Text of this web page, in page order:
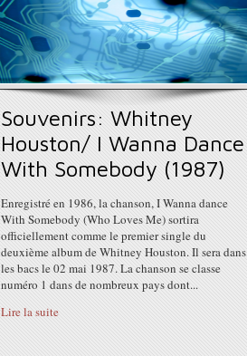
Souvenirs: Whitney
Houston/ I Wanna Dance
With Somebody (1987)
Enregistré en 1986, la chanson, I Wanna dance
With Somebody (Who Loves Me) sortira
officiellement comme le premier single du
deuxième album de Whitney Houston. Il sera dans
les bacs le 02 mai 1987. La chanson se classe
numéro 1 dans de nombreux pays dont...
Lire la suite